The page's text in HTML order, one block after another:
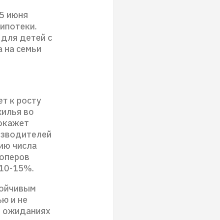
июня
детей с
на семьи
к росту
во
числа
15%.
и не
ожиданиях